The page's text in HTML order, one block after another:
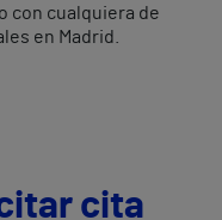
con cualquiera de
en Madrid.
cita